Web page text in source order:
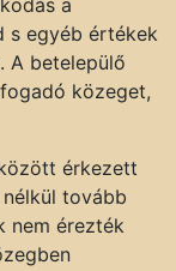
s egyéb értékek
A betelepülő
közeget,
érkezett
tovább
nem érezték